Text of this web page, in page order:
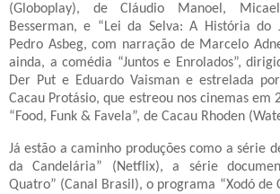
(Globoplay), de Cláudio Manoel,
Besserman, e “Lei da Selva: A História do
Pedro Asbeg, com narração de Marcelo
ainda, a comédia “Juntos e Enrolados”,
Der Put e Eduardo Vaisman e estrelada
Cacau Protásio, que estreou nos cinemas em
“Food, Funk & Favela”, de Cacau Rhoden
Já estão a caminho produções como a série
da Candelária” (Netflix), a série
Quatro” (Canal Brasil), o programa “Xodó de